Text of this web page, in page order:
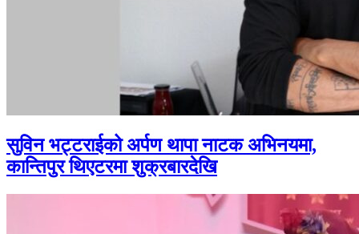
सुविन भट्टराईको अर्पण थापा नाटक अभिनयमा,
कान्तिपुर थिएटरमा शुक्रबारदेखि